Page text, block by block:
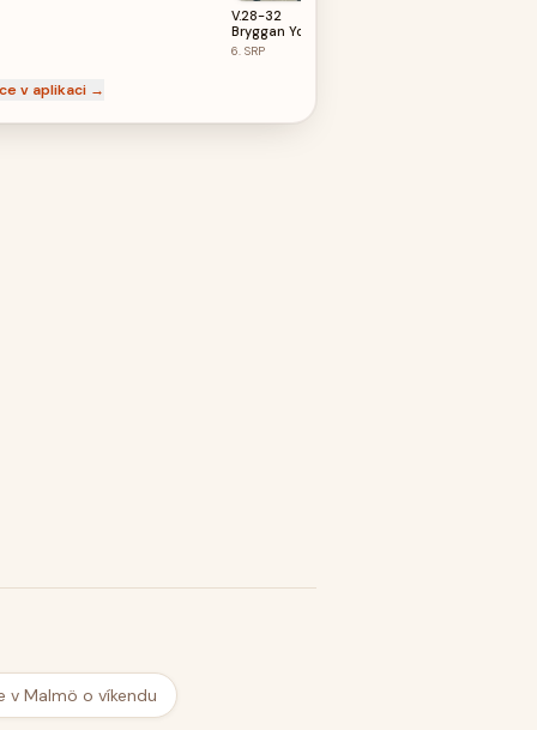
V.28-32
Bryggan Yoga
Borstahusen
6. SRP
v aplikaci →
v Malmö o víkendu